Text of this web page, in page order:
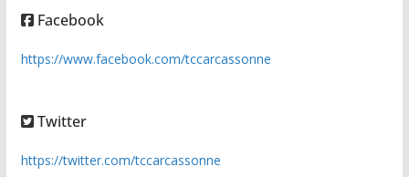
Facebook
https://www.facebook.com/tccarcassonne
Twitter
https://twitter.com/tccarcassonne